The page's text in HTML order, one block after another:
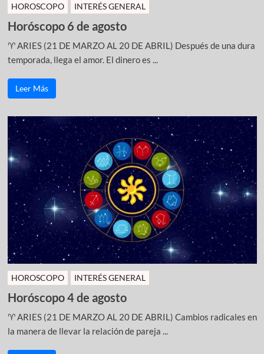
HOROSCOPO INTERÉS GENERAL
Horóscopo 6 de agosto
♈ ARIES (21 DE MARZO AL 20 DE ABRIL) Después de una dura
temporada, llega el amor. El dinero es ...
Leer Más
HOROSCOPO INTERÉS GENERAL
Horóscopo 4 de agosto
♈ ARIES (21 DE MARZO AL 20 DE ABRIL) Cambios radicales en
la manera de llevar la relación de pareja ...